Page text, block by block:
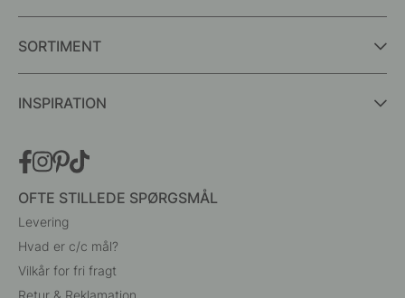
SORTIMENT
INSPIRATION
OFTE STILLEDE SPØRGSMÅL
Levering
Hvad er c/c mål?
Vilkår for fri fragt